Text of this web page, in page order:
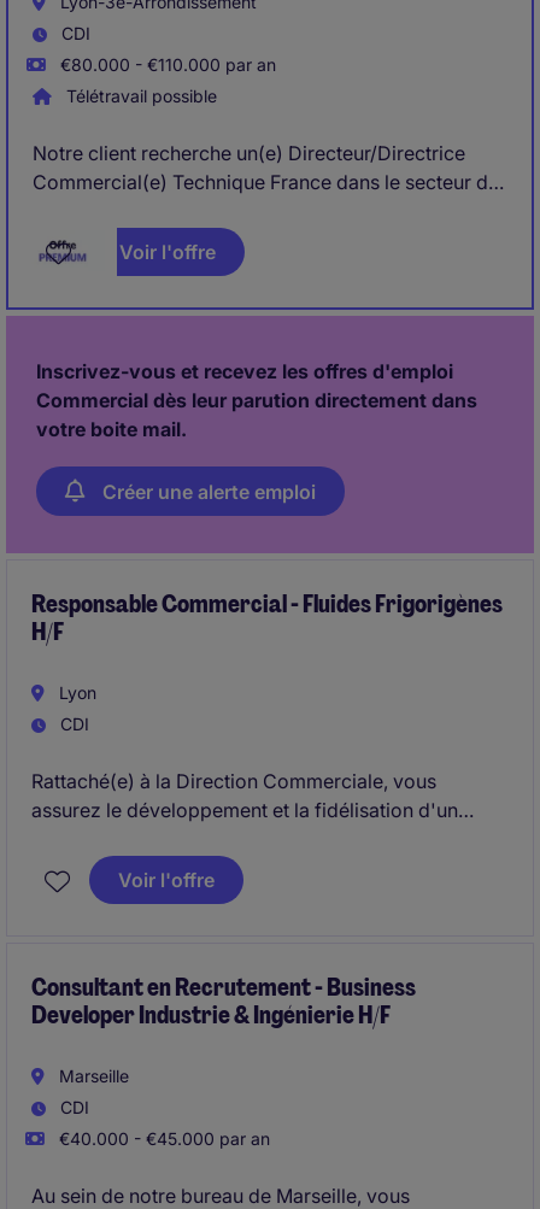
CDI
€80.000 - €110.000 par an
Télétravail possible
Notre client recherche un(e) Directeur/Directrice
Commercial(e) Technique France dans le secteur de
techniques, basé(e) en France (Paris, Lyon ou proche
Bondues), afin de piloter la croissance commerciale
Voir l'offre
Inscrivez-vous et recevez les offres d'emploi
Commercial dès leur parution directement dans
votre boite mail.
Créer une alerte emploi
Responsable Commercial - Fluides Frigorigènes
H/F
Lyon
CDI
Rattaché(e) à la Direction Commerciale, vous
assurez le développement et la fidélisation d'un
secteur.
Voir l'offre
Consultant en Recrutement - Business
Developer Industrie & Ingénierie H/F
Marseille
CDI
€40.000 - €45.000 par an
Au sein de notre bureau de Marseille, vous